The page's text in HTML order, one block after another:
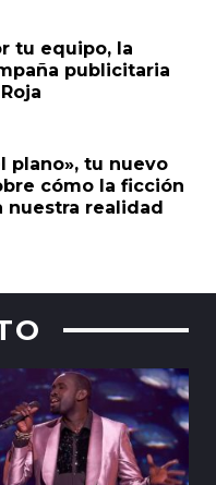
tu equipo, la
publicitaria
plano», tu nuevo
cómo la ficción
nuestra realidad